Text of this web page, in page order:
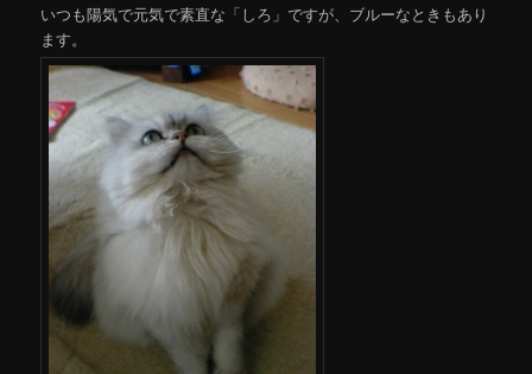
いつも陽気で元気で素直な「しろ」ですが、ブルーなときもあり
ます。